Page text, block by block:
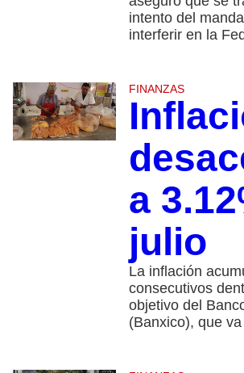
intento del
interferir en la
FINANZAS
a
julio
La inflación
consecutivos
objetivo del
(Banxico), que